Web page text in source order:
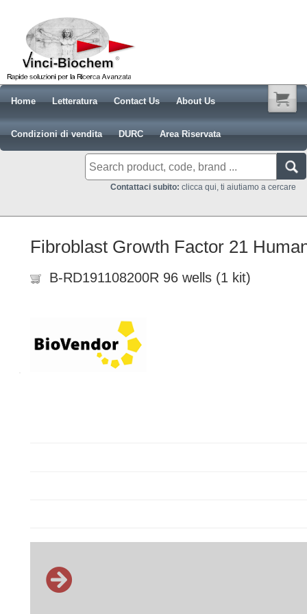
Home Letteratura Contact Us About Us
Condizioni di vendita DURC Area Riservata
Contattaci subito: clicca qui, ti aiutiamo a cercare
Fibroblast Growth Factor 21
B-RD191108200R 96 wells (1 kit)